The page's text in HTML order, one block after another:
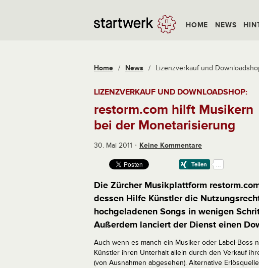
HOME NEWS
Home / News / Lizenzverkauf und
LIZENZVERKAUF UND DOWNLOADSHOP:
restorm.com hilft Musikern
bei der Monetarisierung
30. Mai 2011 Keine Kommentare
Die Zürcher Musikplattform
dessen Hilfe Künstler die
hochgeladenen Songs in wenigen
Außerdem lanciert der Dienst einen
Auch wenn es manch ein Musiker oder Label-Boss
Künstler ihren Unterhalt allein durch den Verkauf
(von Ausnahmen abgesehen). Alternative